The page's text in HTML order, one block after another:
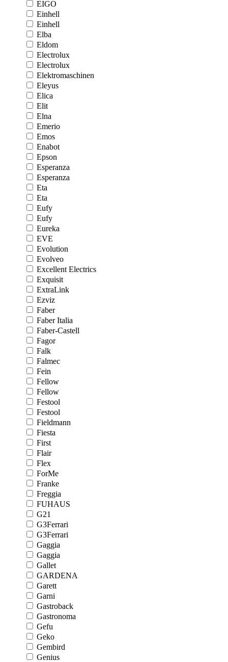
EIGO
Einhell
Einhell
Elba
Eldom
Electrolux
Electrolux
Elektromaschinen
Eleyus
Elica
Elit
Elna
Emerio
Emos
Enabot
Epson
Esperanza
Esperanza
Eta
Eta
Eufy
Eufy
Eureka
EVE
Evolution
Evolveo
Excellent Electrics
Exquisit
ExtraLink
Ezviz
Faber
Faber Italia
Faber-Castell
Fagor
Falk
Falmec
Fein
Fellow
Fellow
Festool
Festool
Fieldmann
Fiesta
First
Flair
Flex
ForMe
Franke
Freggia
FUHAUS
G21
G3Ferrari
G3Ferrari
Gaggia
Gaggia
Gallet
GARDENA
Garett
Garni
Gastroback
Gastronoma
Gefu
Geko
Gembird
Genius